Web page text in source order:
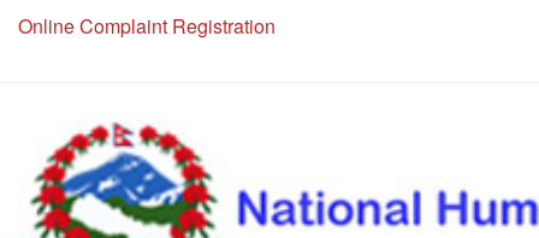
Online Complaint Registration